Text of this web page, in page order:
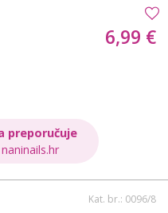
6,99 €
preporučuje
Kat. br.: 0096/8